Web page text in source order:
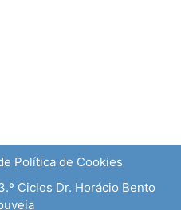
Política de Cookies
Ciclos Dr. Horácio Bento